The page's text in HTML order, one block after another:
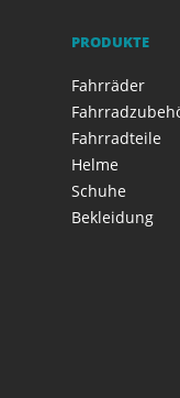
PRODUKTE
Fahrräder
Fahrradteile
Helme
Schuhe
Bekleidung